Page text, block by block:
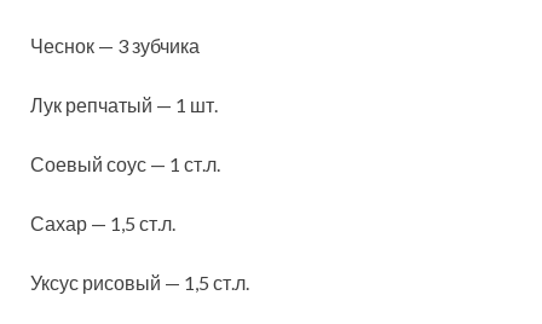
Чеснок — 3 зубчика
Лук репчатый — 1 шт.
Соевый соус — 1 ст.л.
Сахар — 1,5 ст.л.
Уксус рисовый — 1,5 ст.л.